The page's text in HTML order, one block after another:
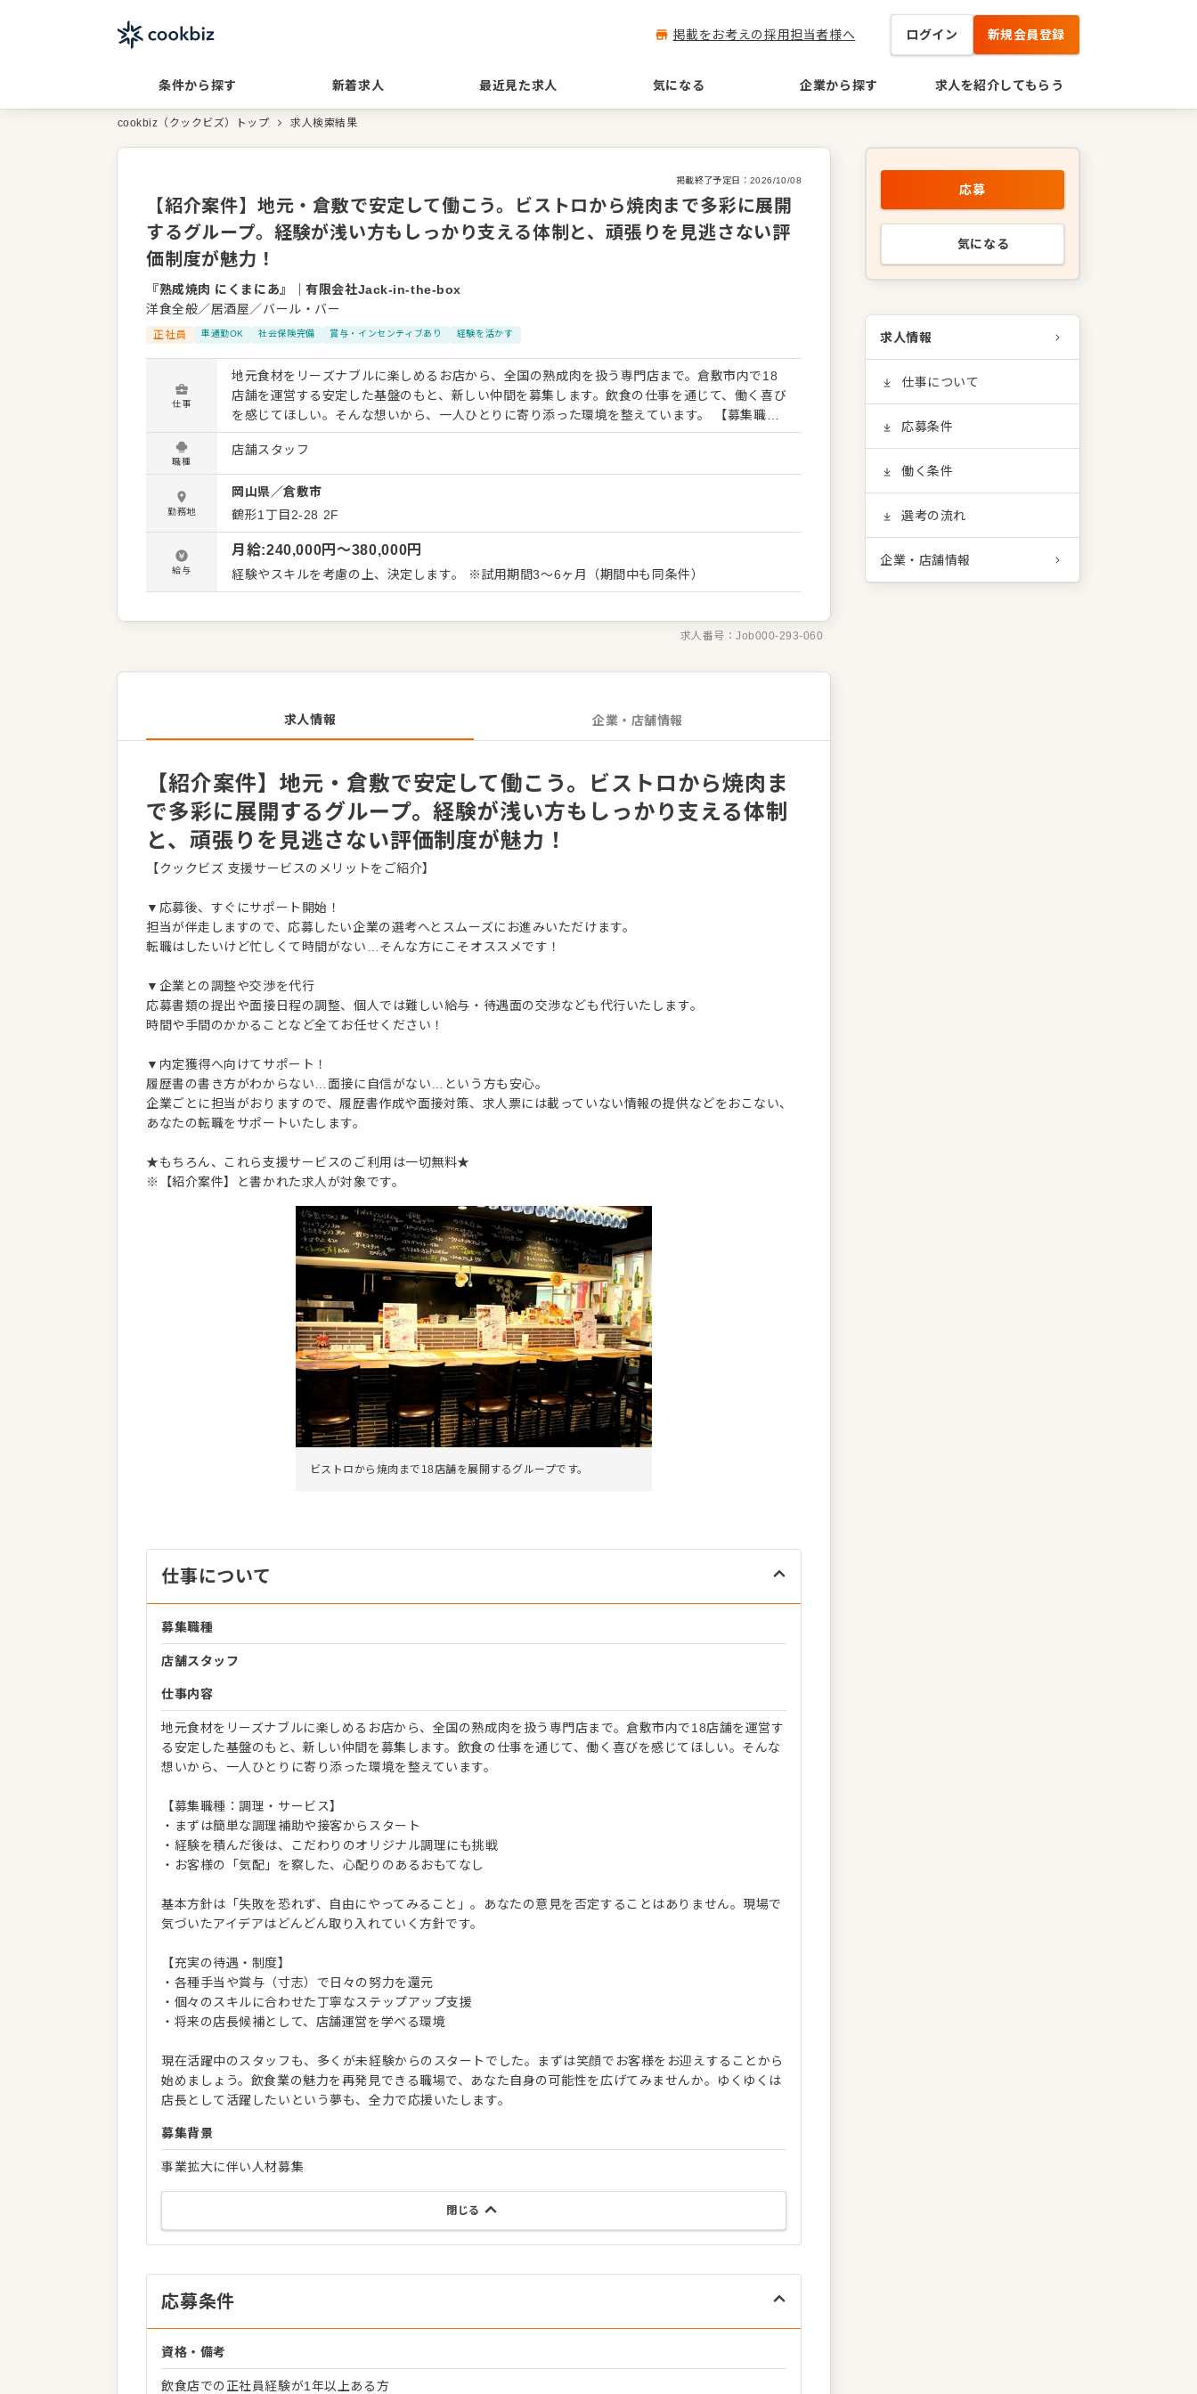
掲載をお考えの採用担当者様へ ログイン 新規会員登録
条件から探す 新着求人 最近見た求人 気になる 企業から探す 求人を紹介してもらう
cookbiz（クックビズ）トップ 求人検索結果
掲載終了予定日： 2026/10/08
【紹介案件】地元・倉敷で安定して働こう。ビストロから焼肉まで多彩に展開
するグループ。経験が浅い方もしっかり支える体制と、頑張りを見逃さない評
価制度が魅力！
『熟成焼肉 にくまにあ』 ｜有限会社Jack-in-the-box
洋食全般／居酒屋／バール・バー
正社員 車通勤OK 社会保険完備 賞与・インセンティブあり 経験を活かす
仕事
地元食材をリーズナブルに楽しめるお店から、全国の熟成肉を扱う専門店まで。倉敷市内で18
店舗を運営する安定した基盤のもと、新しい仲間を募集します。飲食の仕事を通じて、働く喜び
を感じてほしい。そんな想いから、一人ひとりに寄り添った環境を整えています。 【募集職
種：調理・サービス】 ・まずは簡単な調理補助や接客からスタート ・経験を積んだ後は、こだ
わりのオリジナル調理にも挑戦 ・お客様の「気配」を察した、心配りのあるおもてなし 基本方
針は「失敗を恐れず、自由にやってみること」。あなたの意見を否定することはありません。
現場で気づいたアイデアはどんどん取り入れていく方針です。 【充実の待遇・制度】 ・各種手
当や賞与（寸志）で日々の努力を還元 ・個々のスキルに合わせた丁寧なステップアップ支援 ・
将来の店長候補として、店舗運営を学べる環境 現在活躍中のスタッフも、多くが未経験からの
スタートでした。まずは笑顔でお客様をお迎えすることから始めましょう。飲食業の魅力を再
発見できる職場で、あなた自身の可能性を広げてみませんか。ゆくゆくは店長として活躍した
いという夢も、全力で応援いたします。
職種
店舗スタッフ
勤務地
岡山県／倉敷市
鶴形1丁目2-28 2F
給与
月給:240,000円〜380,000円
経験やスキルを考慮の上、決定します。 ※試用期間3～6ヶ月（期間中も同条件）
求人番号：Job000-293-060
求人情報 企業・店舗情報
【紹介案件】地元・倉敷で安定して働こう。ビストロから焼肉ま
で多彩に展開するグループ。経験が浅い方もしっかり支える体制
と、頑張りを見逃さない評価制度が魅力！
【クックビズ 支援サービスのメリットをご紹介】
▼応募後、すぐにサポート開始！
担当が伴走しますので、応募したい企業の選考へとスムーズにお進みいただけます。
転職はしたいけど忙しくて時間がない…そんな方にこそオススメです！
▼企業との調整や交渉を代行
応募書類の提出や面接日程の調整、個人では難しい給与・待遇面の交渉なども代行いたします。
時間や手間のかかることなど全てお任せください！
▼内定獲得へ向けてサポート！
履歴書の書き方がわからない…面接に自信がない…という方も安心。
企業ごとに担当がおりますので、履歴書作成や面接対策、求人票には載っていない情報の提供などをおこない、
あなたの転職をサポートいたします。
★もちろん、これら支援サービスのご利用は一切無料★
※【紹介案件】と書かれた求人が対象です。
ビストロから焼肉まで18店舗を展開するグループです。
仕事について
募集職種
店舗スタッフ
仕事内容
地元食材をリーズナブルに楽しめるお店から、全国の熟成肉を扱う専門店まで。倉敷市内で18店舗を運営す
る安定した基盤のもと、新しい仲間を募集します。飲食の仕事を通じて、働く喜びを感じてほしい。そんな
想いから、一人ひとりに寄り添った環境を整えています。
【募集職種：調理・サービス】
・まずは簡単な調理補助や接客からスタート
・経験を積んだ後は、こだわりのオリジナル調理にも挑戦
・お客様の「気配」を察した、心配りのあるおもてなし
基本方針は「失敗を恐れず、自由にやってみること」。あなたの意見を否定することはありません。現場で
気づいたアイデアはどんどん取り入れていく方針です。
【充実の待遇・制度】
・各種手当や賞与（寸志）で日々の努力を還元
・個々のスキルに合わせた丁寧なステップアップ支援
・将来の店長候補として、店舗運営を学べる環境
現在活躍中のスタッフも、多くが未経験からのスタートでした。まずは笑顔でお客様をお迎えすることから
始めましょう。飲食業の魅力を再発見できる職場で、あなた自身の可能性を広げてみませんか。ゆくゆくは
店長として活躍したいという夢も、全力で応援いたします。
募集背景
事業拡大に伴い人材募集
閉じる
応募条件
資格・備考
飲食店での正社員経験が1年以上ある方
応募
気になる
求人情報
仕事について
応募条件
働く条件
選考の流れ
企業・店舗情報